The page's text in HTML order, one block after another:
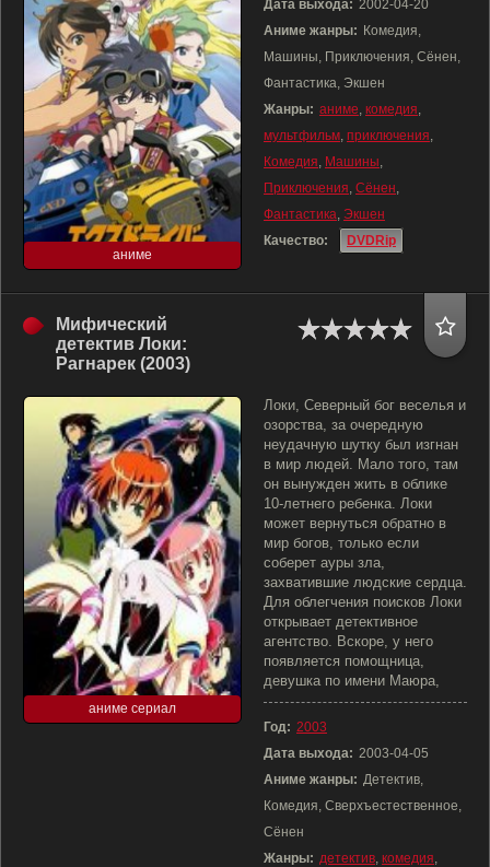
аниме
Дата выхода: 2002-04-20
Аниме жанры: Комедия,
Машины, Приключения, Сёнен,
Фантастика, Экшен
Жанры: аниме, комедия,
мультфильм, приключения,
Комедия, Машины,
Приключения, Сёнен,
Фантастика, Экшен
Качество:
DVDRip
Мифический
детектив Локи:
Рагнарек (2003)
аниме сериал
Локи, Северный бог веселья и
озорства, за очередную
неудачную шутку был изгнан
в мир людей. Мало того, там
он вынужден жить в облике
10-летнего ребенка. Локи
может вернуться обратно в
мир богов, только если
соберет ауры зла,
захватившие людские сердца.
Для облегчения поисков Локи
открывает детективное
агентство. Вскоре, у него
появляется помощница,
девушка по имени Маюра,
Год: 2003
Дата выхода: 2003-04-05
Аниме жанры: Детектив,
Комедия, Сверхъестественное,
Сёнен
Жанры: детектив, комедия,